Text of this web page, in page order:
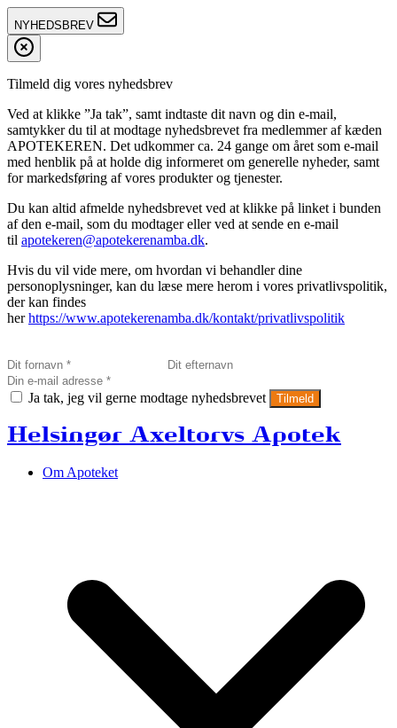
NYHEDSBREV
Tilmeld dig vores nyhedsbrev
Ved at klikke ”Ja tak”, samt indtaste dit navn og din e-mail,
samtykker du til at modtage nyhedsbrevet fra medlemmer af kæden
APOTEKEREN. Det udkommer ca. 24 gange om året som e-mail
med henblik på at holde dig informeret om generelle nyheder, samt
for markedsføring af vores produkter og tjenester.
Du kan altid afmelde nyhedsbrevet ved at klikke på linket i bunden
af den e-mail, som du modtager eller ved at sende en e-mail
til apotekeren@apotekerenamba.dk.
Hvis du vil vide mere, om hvordan vi behandler dine
personoplysninger, kan du læse mere herom i vores privatlivspolitik,
der kan findes
herhttps://www.apotekerenamba.dk/kontakt/privatlivspolitik
Ja tak, jeg vil gerne modtage nyhedsbrevet Tilmeld
Helsingør Axeltorvs Apotek
Om Apoteket